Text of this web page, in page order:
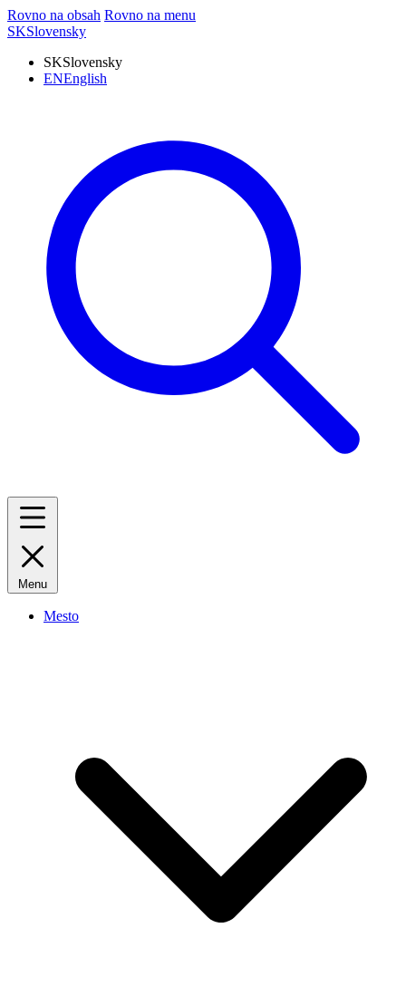
Rovno na obsah Rovno na menu
SKSlovensky
SKSlovensky
ENEnglish
Menu
Mesto